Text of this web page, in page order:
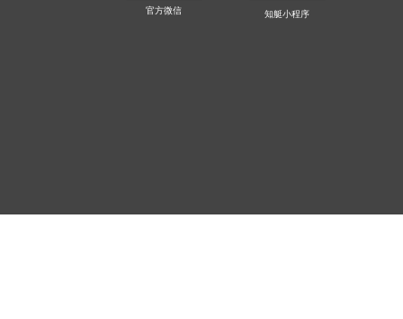
官方微信 知艇小程序